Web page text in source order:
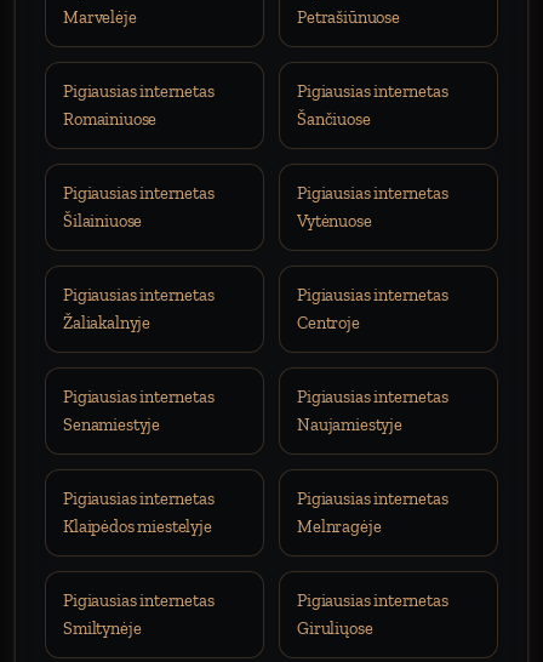
Marvelėje
Petrašiūnuose
Pigiausias internetas
Romainiuose
Pigiausias internetas
Šančiuose
Pigiausias internetas
Šilainiuose
Pigiausias internetas
Vytėnuose
Pigiausias internetas
Žaliakalnyje
Pigiausias internetas
Centroje
Pigiausias internetas
Senamiestyje
Pigiausias internetas
Naujamiestyje
Pigiausias internetas
Klaipėdos miestelyje
Pigiausias internetas
Melnragėje
Pigiausias internetas
Smiltynėje
Pigiausias internetas
Giruliųose